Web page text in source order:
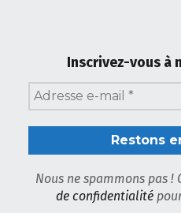
Inscrivez-vous à
Nous ne spammons pas !
de confidentialité